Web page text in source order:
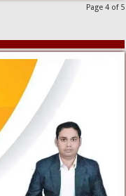
Page 4 of 5